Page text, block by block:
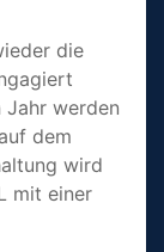
die
Jahr werden
dem
wird
mit einer